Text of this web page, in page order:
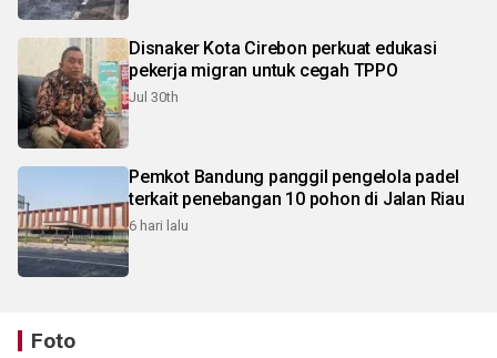
Disnaker Kota Cirebon perkuat edukasi
pekerja migran untuk cegah TPPO
Jul 30th
Pemkot Bandung panggil pengelola padel
terkait penebangan 10 pohon di Jalan Riau
6 hari lalu
Foto